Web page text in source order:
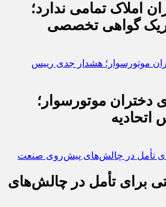
املاک تمامی ندارد؛
گواهی تخصصی
دختران موتورسوار؛
برای تأمل در چالش‌های